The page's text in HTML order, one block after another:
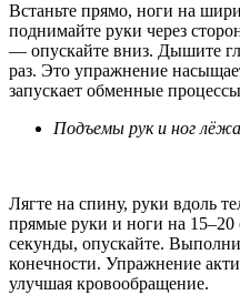
Встаньте прямо, ноги на
поднимайте руки через
— опускайте вниз. Дышите
раз. Это упражнение
запускает обменные
Подъемы рук и ног лёжа
Лягте на спину, руки вдоль
прямые руки и ноги на 15–20
секунды, опускайте.
конечности. Упражнение
улучшая кровообращение.